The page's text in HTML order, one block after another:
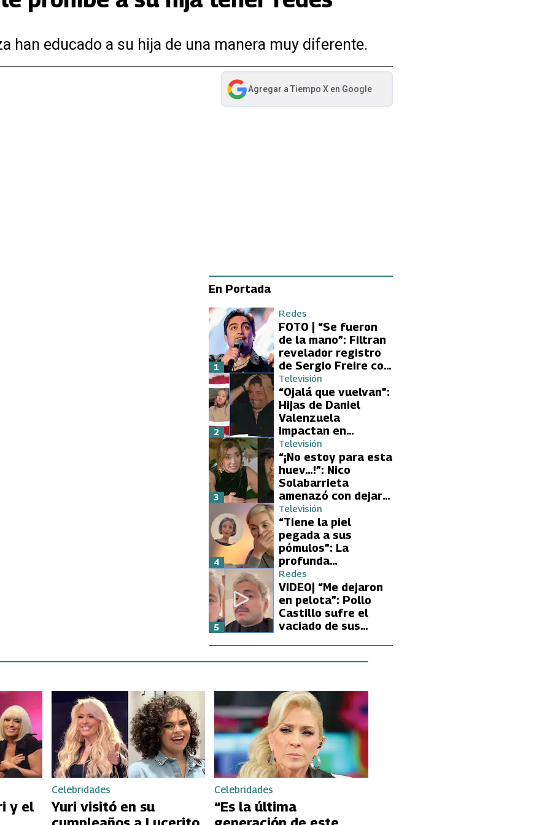
han educado a su hija de una manera muy diferente.
Agregar a Tiempo Xen Google
abre en nueva pestaña
En Portada
Redes
FOTO | “Se fueron
de la mano”: Filtran
revelador registro
de Sergio Freire con
supuesta nueva
conquista
1
Televisión
“Ojalá que vuelvan”:
Hijas de Daniel
Valenzuela
impactan en
Volverías con tu Ex
2 con directa
petición a su papá
sobre Yamila Reyna
2
Televisión
“¡No estoy para esta
huev…!”: Nico
Solabarrieta
amenazó con dejar
Volverías con tu Ex
tras encontrón con
Carmen Gloria
Arroyo
3
Televisión
“Tiene la piel
pegada a sus
pómulos”: La
profunda
preocupación de
Fran García-
Huidobro por la
extrema delgadez
de Kathy Orellana
4
Redes
VIDEO| “Me dejaron
en pelota”: Pollo
Castillo sufre el
vaciado de sus
5
y el
Celebridades
Yuri visitó en su
Celebridades
“Es la última